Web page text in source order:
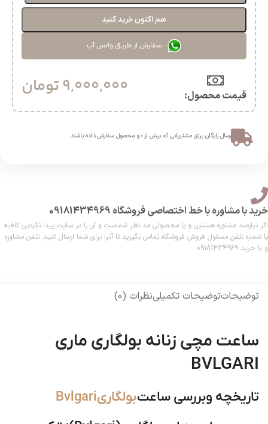
هم اکنون خرید کنید
سفارش از طریق واتس آپ
قیمت محصول:​ 9,000,000تومان
ارسال رایگان برای مشتریانی که بیش از دو محصول سفارش داده باشند.​
خرید با مشاوره با خط اختصاصی فروشگاه 09181434969
اگر نیازمند مشاوره هستین و یا محصولی مد نظر شماست و آن را در سایت پیدا نکردین کافیه
با شماره تلفن مسئول فروش فروشگاه تماس بگیرید تا آنرا برای شما ارسال کنیم. تلفن مشاوره
و یا خرید 09181434969
توضیحاتتوضیحات تکمیلینظرات (0)
ساعت مچی زنانه بولگاری ماری
BVLGARI
تاریخچه وبررسی ساعتبولگاریBvlgari